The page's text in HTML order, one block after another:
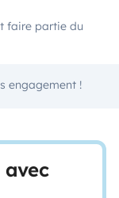
faire partie du
engagement !